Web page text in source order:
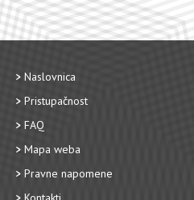
Naslovnica
Pristupačnost
FAQ
Mapa weba
Pravne napomene